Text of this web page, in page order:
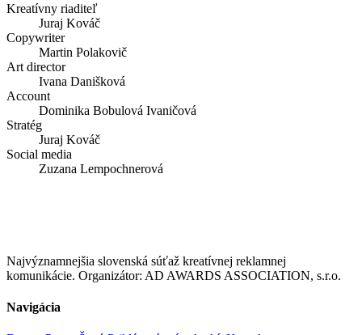
Kreatívny riaditeľ
Juraj Kováč
Copywriter
Martin Polakovič
Art director
Ivana Danišková
Account
Dominika Bobulová Ivaničová
Stratég
Juraj Kováč
Social media
Zuzana Lempochnerová
Najvýznamnejšia slovenská súťaž kreatívnej reklamnej
komunikácie. Organizátor: AD AWARDS ASSOCIATION, s.r.o.
Navigácia